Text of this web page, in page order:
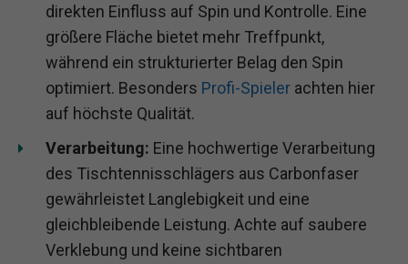
direkten Einfluss auf Spin und Kontrolle. Eine
größere Fläche bietet mehr Treffpunkt,
während ein strukturierter Belag den Spin
optimiert. Besonders Profi-Spieler achten hier
auf höchste Qualität.
Verarbeitung: Eine hochwertige Verarbeitung
des Tischtennisschlägers aus Carbonfaser
gewährleistet Langlebigkeit und eine
gleichbleibende Leistung. Achte auf saubere
Verklebung und keine sichtbaren